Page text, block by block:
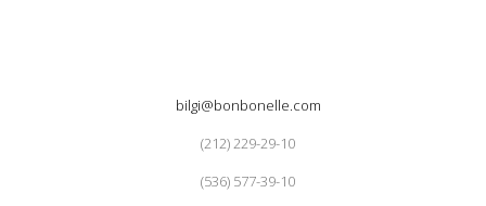
bilgi@bonbonelle.com
(212) 229-29-10
(536) 577-39-10